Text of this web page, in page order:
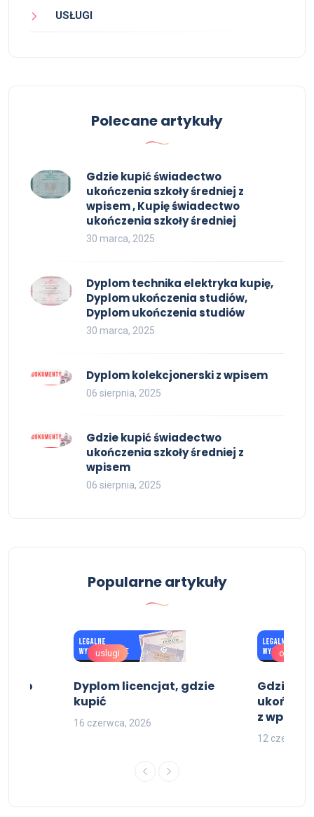
USŁUGI
Polecane artykuły
Gdzie kupić świadectwo
ukończenia szkoły średniej z
wpisem , Kupię świadectwo
ukończenia szkoły średniej
30 marca, 2025
Dyplom technika elektryka kupię,
Dyplom ukończenia studiów,
Dyplom ukończenia studiów
30 marca, 2025
Dyplom kolekcjonerski z wpisem
06 sierpnia, 2025
Gdzie kupić świadectwo
ukończenia szkoły średniej z
wpisem
06 sierpnia, 2025
Popularne artykuły
uslugi
Dyplom licencjat, gdzie
kupić
16 czerwca, 2026
oferta
Gdzie
z wpisem
12 czerwca,